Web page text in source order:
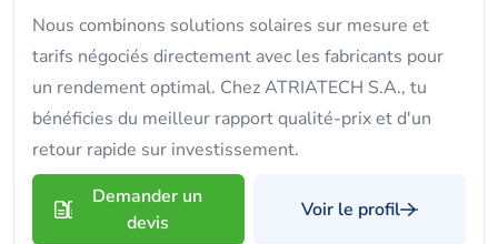
Nous combinons solutions solaires sur mesure et
tarifs négociés directement avec les fabricants pour
un rendement optimal. Chez ATRIATECH S.A., tu
bénéficies du meilleur rapport qualité-prix et d'un
retour rapide sur investissement.
Demander un
devis
Voir le profil